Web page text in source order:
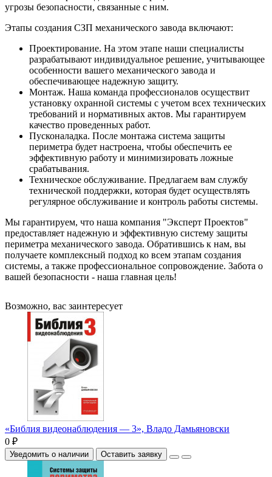
угрозы безопасности, связанные с ним.
Этапы создания СЗП механического завода включают:
Проектирование. На этом этапе наши специалисты
разрабатывают индивидуальное решение, учитывающее
особенности вашего механического завода и
обеспечивающее надежную защиту.
Монтаж. Наша команда профессионалов осуществит
установку охранной системы с учетом всех технических
требований и нормативных актов. Мы гарантируем
качество проведенных работ.
Пусконаладка. После монтажа система защиты
периметра будет настроена, чтобы обеспечить ее
эффективную работу и минимизировать ложные
срабатывания.
Техническое обслуживание. Предлагаем вам службу
технической поддержки, которая будет осуществлять
регулярное обслуживание и контроль работы системы.
Мы гарантируем, что наша компания "Эксперт Проектов"
предоставляет надежную и эффективную систему защиты
периметра механического завода. Обратившись к нам, вы
получаете комплексный подход ко всем этапам создания
системы, а также профессиональное сопровождение. Забота о
вашей безопасности - наша главная цель!
Возможно, вас заинтересует
«Библия видеонаблюдения — 3», Владо Дамьяновски
0 ₽
Уведомить о наличии Оставить заявку